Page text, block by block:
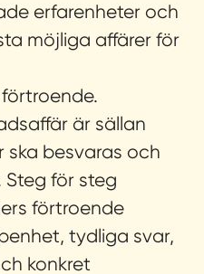
erfarenheter och
möjliga affärer för
är sällan
ska besvaras och
för steg
förtroende
tydliga svar,
konkret